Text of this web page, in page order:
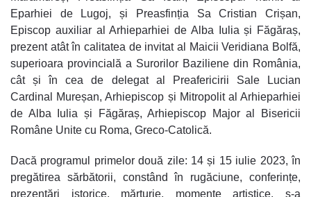
Eparhiei de Lugoj, și Preasfinția Sa Cristian Crișan,
Episcop auxiliar al Arhieparhiei de Alba Iulia și Făgăraș,
prezent atât în calitatea de invitat al Maicii Veridiana Bolfă,
superioara provincială a Surorilor Baziliene din România,
cât și în cea de delegat al Preafericirii Sale Lucian
Cardinal Mureșan, Arhiepiscop și Mitropolit al Arhieparhiei
de Alba Iulia și Făgăraș, Arhiepiscop Major al Bisericii
Române Unite cu Roma, Greco-Catolică.
Dacă programul primelor două zile: 14 și 15 iulie 2023, în
pregătirea sărbătorii, constând în rugăciune, conferințe,
prezentări istorice, mărturie, momente artistice, s-a